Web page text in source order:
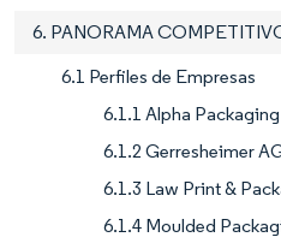
6. PANORAMA
6.1 Perfiles de Empresas
6.1.1 Alpha Packaging
6.1.2 Gerresheimer
6.1.3 Law Print &
6.1.4 Moulded